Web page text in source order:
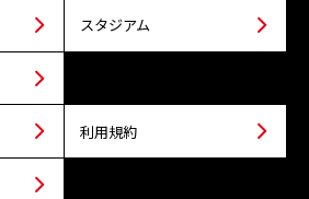
スタジアム
利用規約